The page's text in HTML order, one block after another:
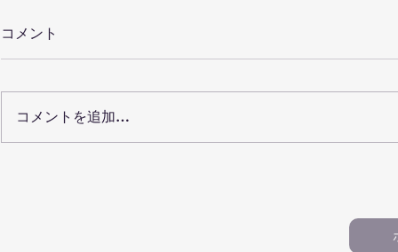
生・習い
コメント
コメントを追加…